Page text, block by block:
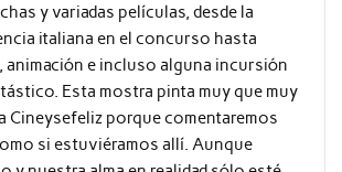
y variadas películas, desde la
italiana en el concurso hasta
animación e incluso alguna incursión
Esta mostra pinta muy que muy
Cineysefeliz porque comentaremos
si estuviéramos allí. Aunque